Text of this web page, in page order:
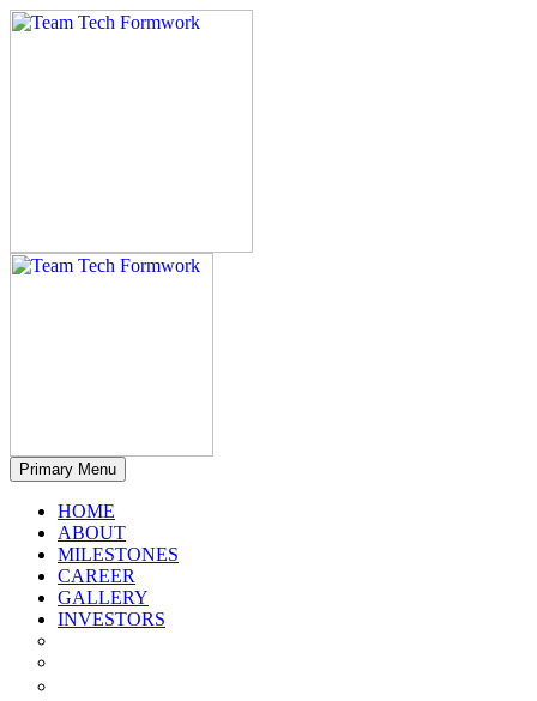
Primary Menu
HOME
ABOUT
MILESTONES
CAREER
GALLERY
INVESTORS